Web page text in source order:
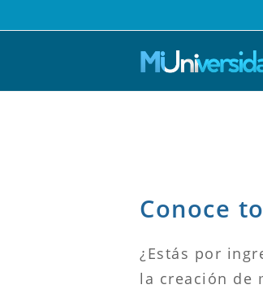
al
Conoce
¿Estás por
la creación de